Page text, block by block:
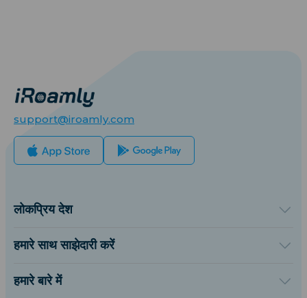
support@iroamly.com
लोकप्रिय देश
यूनाइटेड किंगडम
तुर्की
थाईलैंड
हमारे साथ साझेदारी करें
संदर्भित करें और कमाएँ
संबद्ध कार्यक्रम
हमारे बारे में